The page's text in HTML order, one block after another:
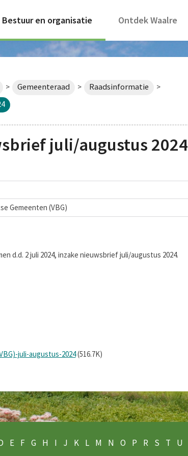
Bestuur en organisatie Ontdek Waalre
> Gemeenteraad > Raadsinformatie >
juli/augustus 2024
Gemeenten (VBG)
d.d. 2 juli 2024, inzake nieuwsbrief juli/augustus 2024.
juli-augustus-2024(516.7K)
E F G H I J K L M N O P R S T U